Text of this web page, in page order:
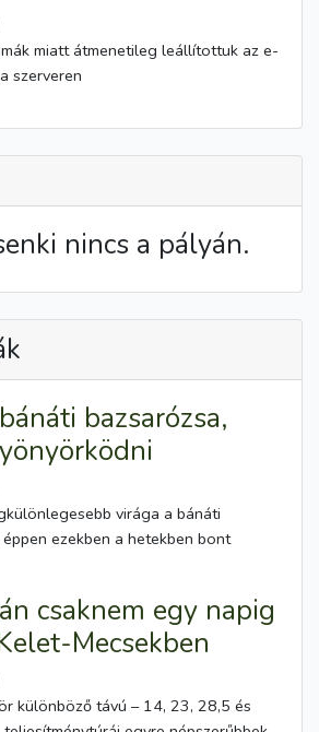
miatt átmenetileg leállítottuk az e-
szerveren
nincs a pályán.
bazsarózsa,
virága a bánáti
ezekben a hetekben bont
csaknem egy napig
Mecsekben
különböző távú – 14, 23, 28,5 és